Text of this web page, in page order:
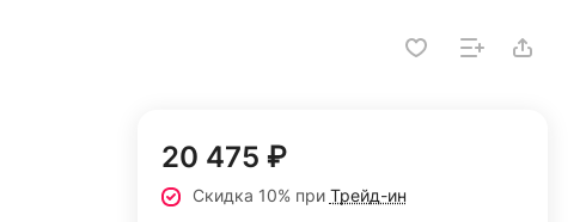
20 475 ₽
Скидка 10% при Трейд-ин